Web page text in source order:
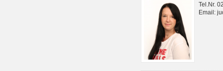
Tel.Nr.
Email: